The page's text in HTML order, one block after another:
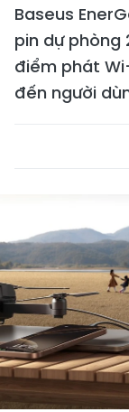
Baseus
pin dự phòng
điểm phát
đến người